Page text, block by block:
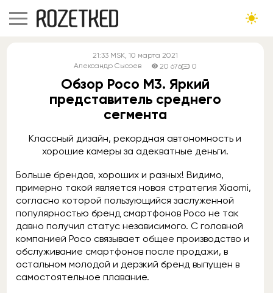
21:33 MSK, 10 марта 2021
Александр Сысоев
20 676 0
Обзор Poco M3. Яркий
представитель среднего
сегмента
Классный дизайн, рекордная автономность и
хорошие камеры за адекватные деньги.
Больше брендов, хороших и разных! Видимо,
примерно такой является новая стратегия Xiaomi,
согласно которой пользующийся заслуженной
популярностью бренд смартфонов Poco не так
давно получил статус независимого. С головной
компанией Poco связывает общее производство и
обслуживание смартфонов после продажи, в
остальном молодой и дерзкий бренд выпущен в
самостоятельное плавание.